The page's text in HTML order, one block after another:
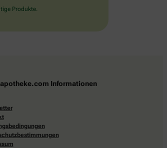
Produkte.
apotheke.com Informationen